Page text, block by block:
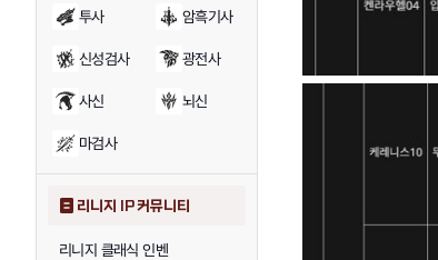
투사 암흑기사
신성검사 광전사
사신 뇌신
마검사
리니지 IP 커뮤니티
리니지 클래식 인벤